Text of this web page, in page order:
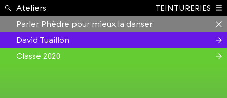
Formation ›
Ateliers
TEINTURERIES
Parler Phèdre pour mieux la danser
David Tuaillon
Classe 2020